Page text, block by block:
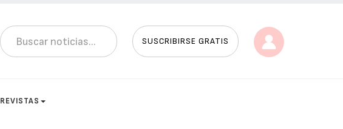
SUSCRIBIRSE GRATIS
REVISTAS